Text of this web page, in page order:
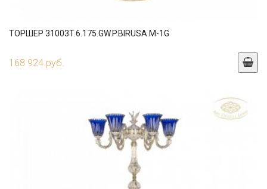
ТОРШЕР 31003T.6.175.GW.P.BIRUSA.M-1G
168 924 руб.